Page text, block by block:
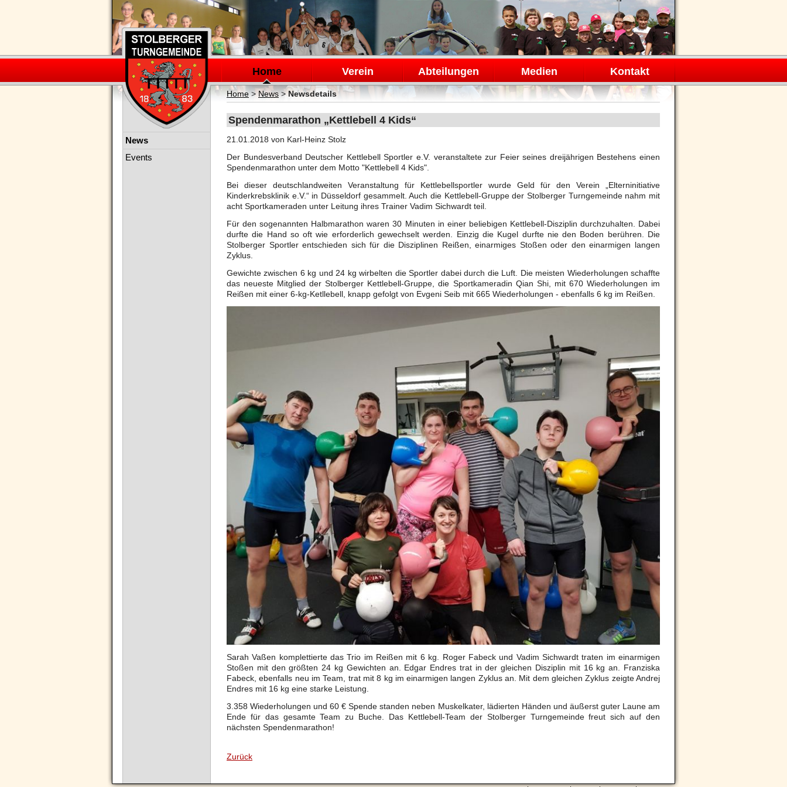
Navigation
überspringen
Home Verein Abteilungen Medien Kontakt
Home> News>Newsdetails
Spendenmarathon „Kettlebell 4 Kids“
21.01.2018 von Karl-Heinz Stolz
Der Bundesverband Deutscher Kettlebell Sportler e.V. veranstaltete zur Feier seines dreijährigen Bestehens einen
Spendenmarathon unter dem Motto "Kettlebell 4 Kids".
Bei dieser deutschlandweiten Veranstaltung für Kettlebellsportler wurde Geld für den Verein „Elterninitiative
Kinderkrebsklinik e.V.“ in Düsseldorf gesammelt. Auch die Kettlebell-Gruppe der Stolberger Turngemeinde nahm mit
acht Sportkameraden unter Leitung ihres Trainer Vadim Sichwardt teil.
Für den sogenannten Halbmarathon waren 30 Minuten in einer beliebigen Kettlebell-Disziplin durchzuhalten. Dabei
durfte die Hand so oft wie erforderlich gewechselt werden. Einzig die Kugel durfte nie den Boden berühren. Die
Stolberger Sportler entschieden sich für die Disziplinen Reißen, einarmiges Stoßen oder den einarmigen langen
Zyklus.
Gewichte zwischen 6 kg und 24 kg wirbelten die Sportler dabei durch die Luft. Die meisten Wiederholungen schaffte
das neueste Mitglied der Stolberger Kettlebell-Gruppe, die Sportkameradin Qian Shi, mit 670 Wiederholungen im
Reißen mit einer 6-kg-Ketllebell, knapp gefolgt von Evgeni Seib mit 665 Wiederholungen - ebenfalls 6 kg im Reißen.
Sarah Vaßen komplettierte das Trio im Reißen mit 6 kg. Roger Fabeck und Vadim Sichwardt traten im einarmigen
Stoßen mit den größten 24 kg Gewichten an. Edgar Endres trat in der gleichen Disziplin mit 16 kg an. Franziska
Fabeck, ebenfalls neu im Team, trat mit 8 kg im einarmigen langen Zyklus an. Mit dem gleichen Zyklus zeigte Andrej
Endres mit 16 kg eine starke Leistung.
3.358 Wiederholungen und 60 € Spende standen neben Muskelkater, lädierten Händen und äußerst guter Launeam
Ende für das gesamte Team zu Buche. Das Kettlebell-Team der Stolberger Turngemeinde freut sich auf den
nächsten Spendenmarathon!
Zurück
Navigation
News
Events
Navigation